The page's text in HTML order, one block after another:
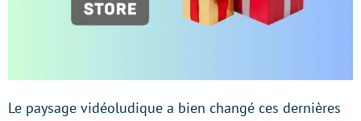
Le paysage vidéoludique a bien changé ces dernières